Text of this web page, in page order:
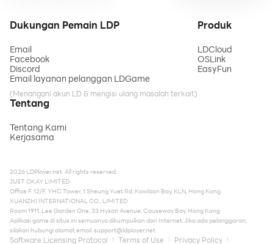
Dukungan Pemain LDP
Email
Facebook
Discord
Email layanan pelanggan LDGame
(Menangani akun LD & mengisi ulang masalah terkait)
Produk
LDCloud
OSLink
EasyFun
Tentang
Tentang Kami
Kerjasama
2026 LDPlayer.net. All rights reserved.
JUST OKAY LIMITED
Office F, 12/F, YHC Tower, 1 Sheung Yuet Rd, Kowloon Bay, KLN, Hong Kong
XUANZHI INTERNATIONAL CO., LIMITED
Room 1911, Lee Garden One, 33 Hysan Avenue, Causeway Bay, Hong Kong
Aplikasi game di situs ini semuanya dikumpulkan dari Internet. Jika ada pelanggaran,
silakan hubungi alamat email:support@ldplayer.net
Software Licensing Protocol Terms of Use
Privacy Policy